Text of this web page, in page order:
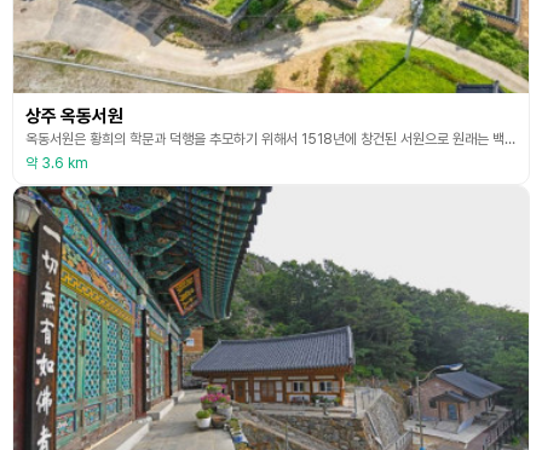
상주 옥동서원
옥동서원은 황희의 학문과 덕행을 추모하기 위해서 1518년에 창건된 서원으로 원래는 백화서당이었다. 이후 1580년에 백옥동에 영당을 새로이 건립하여 황희의 신주를 모시고 봄, 가을로 향사를 지내왔으며 1714년에 서원으로 승격이 되면서 현재의 위치로 옮겨 지었다. 이때 전식(1563~1642)을 추배하였으며 1786년에는 황효헌(1491~1532)과 황뉴(1578~1626)를 추가로 배향하였다. 1715년에는 경덕사와 강당을 지었고 1789년에 조정
약 3.6 km